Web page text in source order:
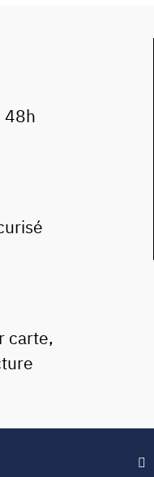
48h
carte,